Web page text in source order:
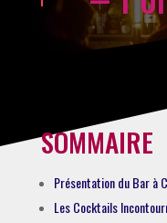
SOMMAIRE
Présentation du Bar à
Les Cocktails